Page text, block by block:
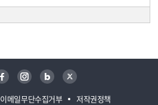
이메일무단수집거부 저작권정책
페이스북 인스타그램 블로그 트위터